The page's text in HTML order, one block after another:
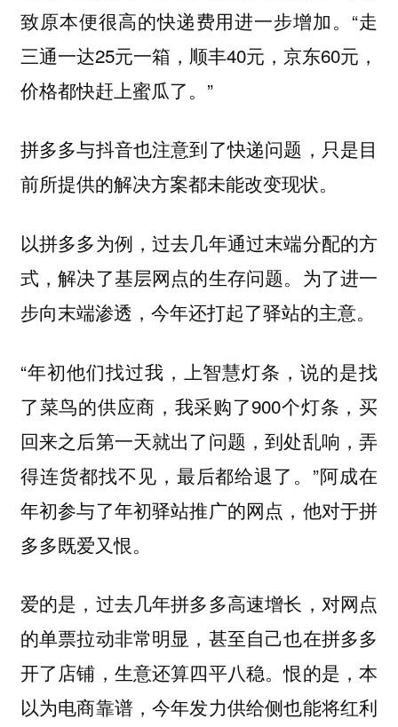
致原本便很高的快递费用进一步增加。“走
三通一达25元一箱，顺丰40元，京东60元，
价格都快赶上蜜瓜了。”
拼多多与抖音也注意到了快递问题，只是目
前所提供的解决方案都未能改变现状。
以拼多多为例，过去几年通过末端分配的方
式，解决了基层网点的生存问题。为了进一
步向末端渗透，今年还打起了驿站的主意。
“年初他们找过我，上智慧灯条，说的是找
了菜鸟的供应商，我采购了900个灯条，买
回来之后第一天就出了问题，到处乱响，弄
得连货都找不见，最后都给退了。”阿成在
年初参与了年初驿站推广的网点，他对于拼
多多既爱又恨。
爱的是，过去几年拼多多高速增长，对网点
的单票拉动非常明显，甚至自己也在拼多多
开了店铺，生意还算四平八稳。恨的是，本
以为电商靠谱，今年发力供给侧也能将红利